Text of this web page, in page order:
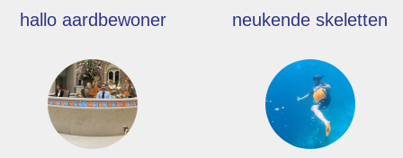
hallo aardbewoner neukende skeletten